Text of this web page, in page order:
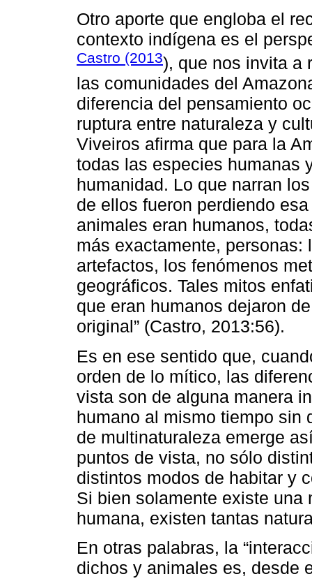
Otro aporte que engloba el
contexto indígena es el
Castro (2013), que nos invita a
las comunidades del
diferencia del pensamiento
ruptura entre naturaleza y
Viveiros afirma que para la
todas las especies humanas
humanidad. Lo que narran
de ellos fueron perdiendo
animales eran humanos,
más exactamente,
artefactos, los fenómenos
geográficos. Tales mitos
que eran humanos dejaron
original” (Castro, 2013:56).
Es en ese sentido que,
orden de lo mítico, las
vista son de alguna manera
humano al mismo tiempo sin
de multinaturaleza emerge
puntos de vista, no sólo
distintos modos de habitar y
Si bien solamente existe una
humana, existen tantas
En otras palabras, la
dichos y animales es, desde